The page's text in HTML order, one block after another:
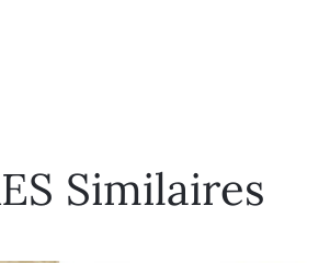
Similaires